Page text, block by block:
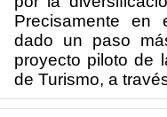
Precisamente en
dado un paso
proyecto piloto de
de Turismo, a